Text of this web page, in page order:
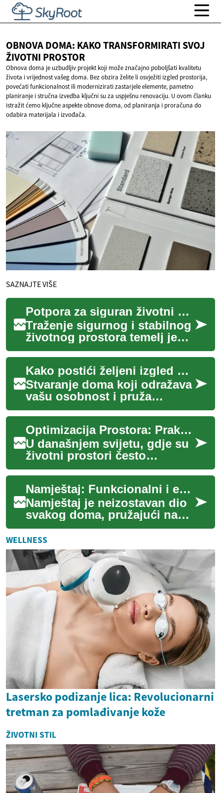
OBNOVA DOMA: KAKO TRANSFORMIRATI SVOJ
ŽIVOTNI PROSTOR
Obnova doma je uzbudljiv projekt koji može značajno poboljšati kvalitetu
života i vrijednost vašeg doma. Bez obzira želite li osvježiti izgled prostorija,
povećati funkcionalnost ili modernizirati zastarjele elemente, pametno
planiranje i stručna izvedba ključni su za uspješnu renovaciju. U ovom članku
istražit ćemo ključne aspekte obnove doma, od planiranja i proračuna do
odabira materijala i izvođača.
SAZNAJTE VIŠE
Potpora za siguran životni prostor
Traženje sigurnog i stabilnog
životnog prostora temelj je
dobrobiti pojedinca i obitelji.
Stambena potpora obuhvaća
n...
Kako postići željeni izgled doma
Stvaranje doma koji odražava
vašu osobnost i pruža
utočište od svakodnevnog
života zahtijeva promišljen
pristup uređe...
Optimizacija Prostora: Praktična Rješenja za Svaki Dom
U današnjem svijetu, gdje su
životni prostori često
ograničeni, optimizacija
prostora postaje ključna za
stvaranje fu...
Namještaj: Funkcionalni i estetski elementi našeg doma
Namještaj je neizostavan dio
svakog doma, pružajući nam
funkcionalnost, udobnost i
estetsku vrijednost. Od
osnovnih k...
WELLNESS
Lasersko podizanje lica: Revolucionarni
tretman za pomlađivanje kože
ŽIVOTNI STIL